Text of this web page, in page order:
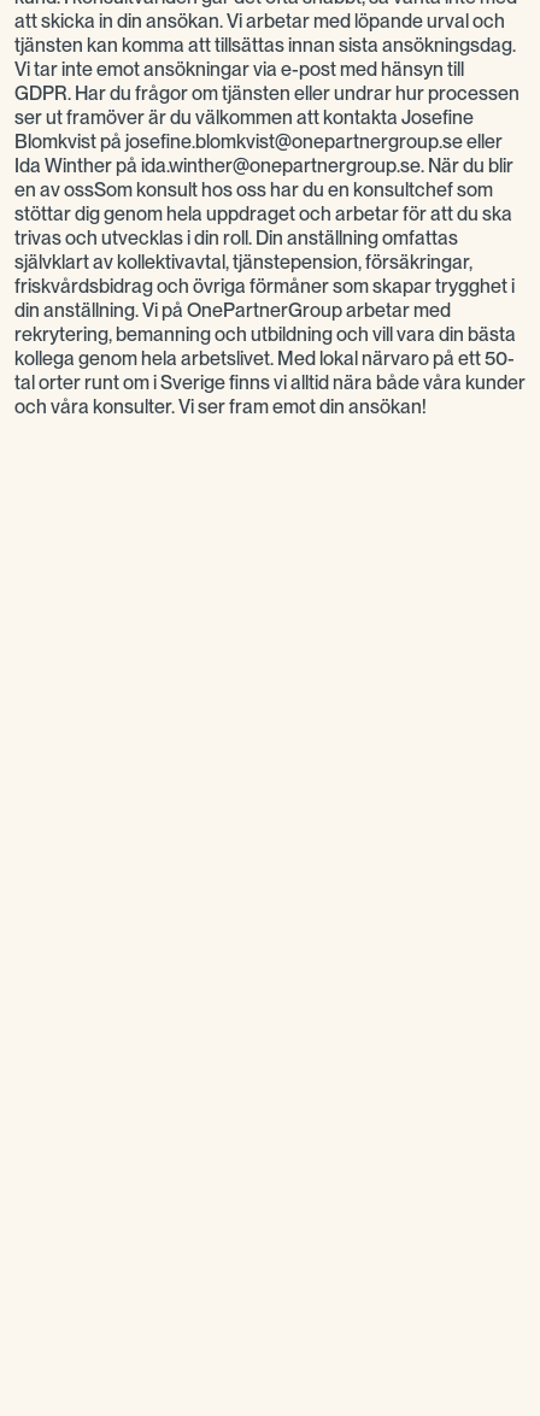
att skicka in din ansökan. Vi arbetar med löpande urval och
tjänsten kan komma att tillsättas innan sista ansökningsdag.
Vi tar inte emot ansökningar via e-post med hänsyn till
GDPR. Har du frågor om tjänsten eller undrar hur processen
ser ut framöver är du välkommen att kontakta Josefine
Blomkvist på josefine.blomkvist@onepartnergroup.se eller
Ida Winther på ida.winther@onepartnergroup.se. När du blir
en av ossSom konsult hos oss har du en konsultchef som
stöttar dig genom hela uppdraget och arbetar för att du ska
trivas och utvecklas i din roll. Din anställning omfattas
självklart av kollektivavtal, tjänstepension, försäkringar,
friskvårdsbidrag och övriga förmåner som skapar trygghet i
din anställning. Vi på OnePartnerGroup arbetar med
rekrytering, bemanning och utbildning och vill vara din bästa
kollega genom hela arbetslivet. Med lokal närvaro på ett 50-
tal orter runt om i Sverige finns vi alltid nära både våra kunder
och våra konsulter. Vi ser fram emot din ansökan!